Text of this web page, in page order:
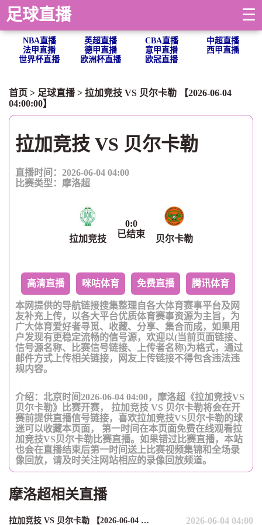
足球直播 ☰
NBA直播 英超直播 CBA直播
中超直播
法甲直播
德甲直播 意甲直播
西甲直播
世界杯直播
欧洲杯直播 欧冠直播
首页 > 足球直播> 拉加竞技 VS 贝尔卡勒 【2026-06-04
04:00:00】
拉加竞技 VS 贝尔卡勒
直播时间：2026-06-04 04:00
比赛类型： 摩洛超
拉加竞技
0:0
已结束
贝尔卡勒
高清直播 咪咕体育 免费直播 腾讯体育
本网提供的导航链接搜集整理自各大体育赛事平台及网
友补充上传，以各大平台优质体育赛事资源为主旨，为
广大体育爱好者寻觅、收藏、分享、集合而成，如果用
户发现有更稳定流畅的信号源，欢迎以(当前页面链接、
信号源名称、比赛信号链接、上传者名称)为格式，通过
邮件方式上传相关链接，网友上传链接不得包含违法违
规内容。
介绍：北京时间2026-06-04 04:00，摩洛超《拉加竞技VS
贝尔卡勒》比赛开赛， 拉加竞技 VS 贝尔卡勒将会在开
赛前提供直播信号链接，喜欢拉加竞技VS贝尔卡勒的球
迷可以收藏本页面， 第一时间在本页面免费在线观看拉
加竞技VS贝尔卡勒比赛直播。如果错过比赛直播，本站
也会在直播结束后第一时间送上比赛视频集锦和全场录
像回放，请及时关注网站相应的录像回放频道。
摩洛超相关直播
拉加竞技 VS 贝尔卡勒 【2026-06-04 04:00:00】 2026-06-04 04:00